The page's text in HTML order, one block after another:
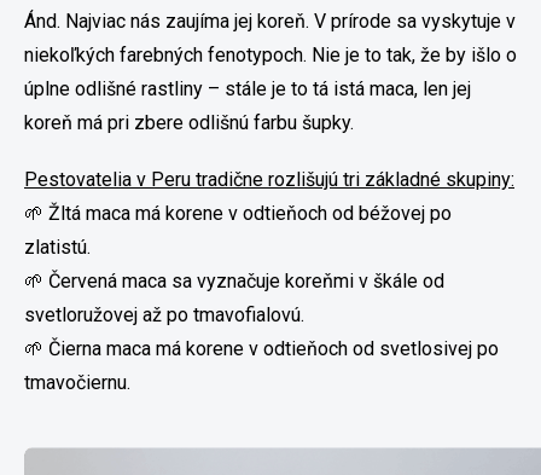
Ánd. Najviac nás zaujíma jej koreň. V prírode sa vyskytuje v
niekoľkých farebných fenotypoch. Nie je to tak, že by išlo o
úplne odlišné rastliny – stále je to tá istá maca, len jej
koreň má pri zbere odlišnú farbu šupky.
Pestovatelia v Peru tradične rozlišujú tri základné skupiny:
🌱 Žltá maca má korene v odtieňoch od béžovej po
zlatistú.
🌱 Červená maca sa vyznačuje koreňmi v škále od
svetloružovej až po tmavofialovú.
🌱 Čierna maca má korene v odtieňoch od svetlosivej po
tmavočiernu.